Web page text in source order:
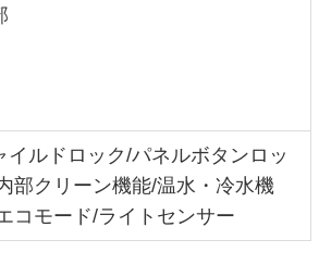
イルドロック/パネルボタンロッ
部クリーン機能/温水・冷水機
コモード/ライトセンサー